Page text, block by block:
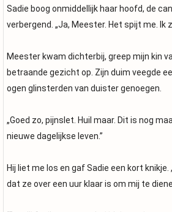
Sadie boog onmiddellijk haar hoofd, de
verbergend. „Ja, Meester. Het spijt me. Ik
Meester kwam dichterbij, greep mijn kin
betraande gezicht op. Zijn duim veegde
ogen glinsterden van duister genoegen.
„Goed zo, pijnslet. Huil maar. Dit is nog
nieuwe dagelijkse leven.”
Hij liet me los en gaf Sadie een kort knikje.
dat ze over een uur klaar is om mij te